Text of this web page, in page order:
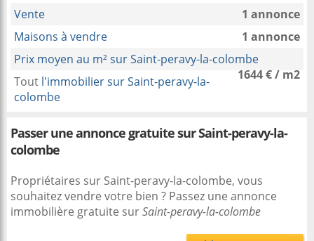
Vente
1 annonce
Maisons à vendre
1 annonce
Prix moyen au m² sur Saint-peravy-la-colombe
1644 € / m2
Tout l'immobilier sur Saint-peravy-la-
colombe
Passer une annonce gratuite sur Saint-peravy-la-
colombe
Propriétaires sur Saint-peravy-la-colombe, vous
souhaitez vendre votre bien ? Passez une annonce
immobilière gratuite surSaint-peravy-la-colombe